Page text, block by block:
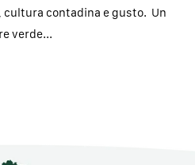
contadina e gusto. Un
verde...